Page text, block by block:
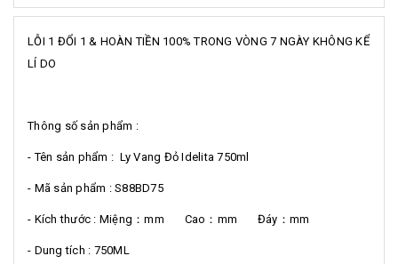
LỖI 1 ĐỔI 1 & HOÀN TIỀN 100% TRONG VÒNG 7 NGÀY KHÔNG KỂ
LÍ DO
Thông số sản phẩm :
- Tên sản phẩm : Ly Vang Đỏ Idelita 750ml
- Mã sản phẩm : S88BD75
- Kích thước : Miệng：mm Cao：mm Đáy：mm
- Dung tích : 750ML